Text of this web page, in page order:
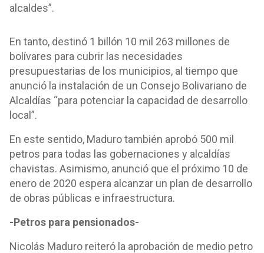
alcaldes”.
En tanto, destinó 1 billón 10 mil 263 millones de
bolívares para cubrir las necesidades
presupuestarias de los municipios, al tiempo que
anunció la instalación de un Consejo Bolivariano de
Alcaldías “para potenciar la capacidad de desarrollo
local”.
En este sentido, Maduro también aprobó 500 mil
petros para todas las gobernaciones y alcaldías
chavistas. Asimismo, anunció que el próximo 10 de
enero de 2020 espera alcanzar un plan de desarrollo
de obras públicas e infraestructura.
-Petros para pensionados-
Nicolás Maduro reiteró la aprobación de medio petro